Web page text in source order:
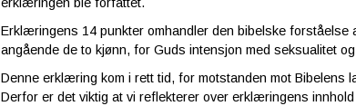
Erklæringens 14 punkter omhandler den bibelske
angående de to kjønn, for Guds intensjon med seksualitet
Denne erklæring kom i rett tid, for motstanden mot
Derfor er det viktig at vi reflekterer over erklæringens